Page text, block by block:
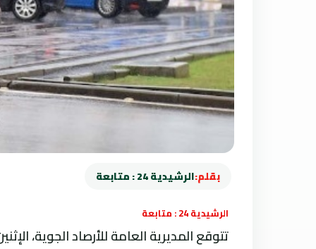
بقلم:الرشيدية 24 : متابعة
الرشيدية 24 : متابعة
تتوقع المديرية العامة للأرصاد الجوية،